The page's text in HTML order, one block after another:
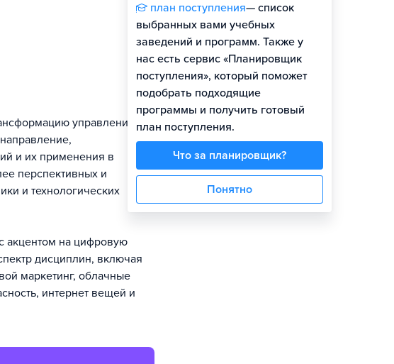
управления
и их применения в
перспективных и
и технологических
акцентом на цифровую
дисциплин, включая
маркетинг, облачные
интернет вещей и
план поступления— список
выбранных вами учебных
заведений и программ. Также у
нас есть сервис «Планировщик
поступления», который поможет
подобрать подходящие
программы и получить готовый
план поступления.
Что за планировщик?
Понятно